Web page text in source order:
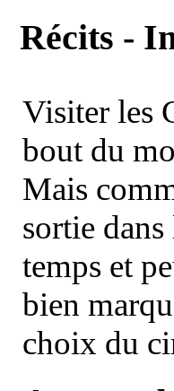
Récits -
Visiter les
bout du
Mais
sortie
temps et
bien
choix du